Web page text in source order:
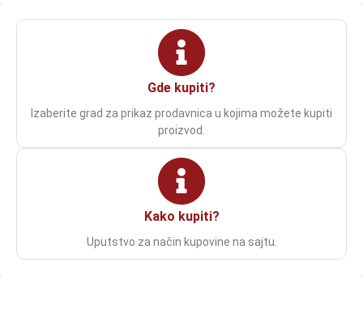
Gde kupiti?
Izaberite grad za prikaz prodavnica u kojima možete kupiti
proizvod.
Kako kupiti?
Uputstvo za način kupovine na sajtu.